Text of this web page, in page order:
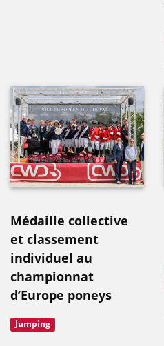
Médaille collective
et classement
individuel au
championnat
d’Europe poneys
Jumping